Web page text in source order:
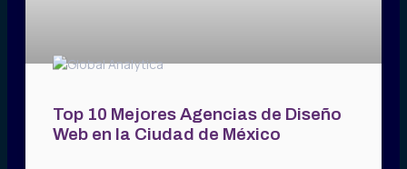
Top 10 Mejores Agencias de Diseño
Web en la Ciudad de México